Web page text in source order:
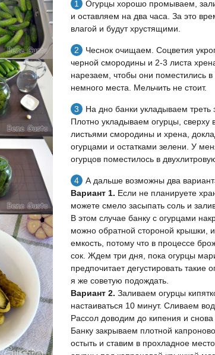
Огурцы хорошо промываем,
и оставляем на два часа. За это
влагой и будут хрустящими.
Чеснок очищаем. Соцветия
черной смородины и 2-3 листа
нарезаем, чтобы они поместились
немного места. Мельчить не стоит.
На дно банки укладываем треть
Плотно укладываем огурцы, сверху
листьями смородины и хрена,
огурцами и остатками зелени. У
огурцов поместилось в
А дальше возможны два
Вариант 1. Если не планируете
можете смело засыпать соль и
В этом случае банку с огурцами
можно обратной стороной крышки,
емкость, потому что в процессе
сок. Ждем три дня, пока огурцы
предпочитает дегустировать такие
я же советую подождать.
Вариант 2. Заливаем огурцы
настаиваться 10 минут. Сливаем
Рассол доводим до кипения и
Банку закрываем плотной
остыть и ставим в прохладное